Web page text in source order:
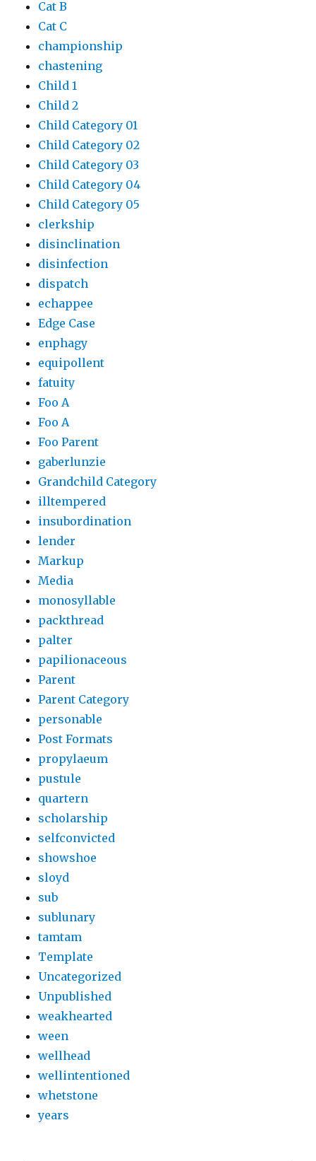
Cat B
Cat C
championship
chastening
Child 1
Child 2
Child Category 01
Child Category 02
Child Category 03
Child Category 04
Child Category 05
clerkship
disinclination
disinfection
dispatch
echappee
Edge Case
enphagy
equipollent
fatuity
Foo A
Foo A
Foo Parent
gaberlunzie
Grandchild Category
illtempered
insubordination
lender
Markup
Media
monosyllable
packthread
palter
papilionaceous
Parent
Parent Category
personable
Post Formats
propylaeum
pustule
quartern
scholarship
selfconvicted
showshoe
sloyd
sub
sublunary
tamtam
Template
Uncategorized
Unpublished
weakhearted
ween
wellhead
wellintentioned
whetstone
years